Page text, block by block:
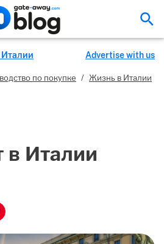
Advertise with us
по покупке / Жизнь в Италии
в Италии
LinkedIn
на X на Pinterest